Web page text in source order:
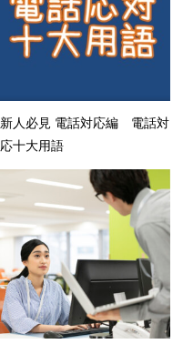
新人必見 電話対応編 電話対
応十大用語